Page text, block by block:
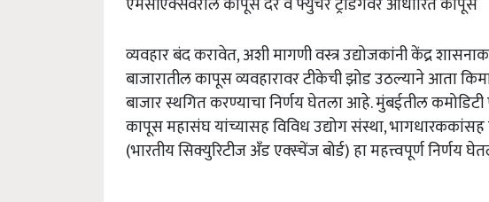
व्यवहार बंद करावेत, अशी मागणी वस्त्र उद्योजकांनी केंद्र
बाजारातील कापूस व्यवहारावर टीकेची झोड उठल्याने आता
बाजार स्थगित करण्याचा निर्णय घेतला आहे. मुंबईतील कमोडिटी
कापूस महासंघ यांच्यासह विविध उद्योग संस्था,
(भारतीय सिक्युरिटीज अँड एक्स्चेंज बोर्ड) हा महत्त्वपूर्ण निर्णय